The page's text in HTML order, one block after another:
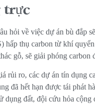
trực
hỏi về việc dự án bù đắp
hấp thụ carbon từ khí
gỗ, sẽ giải phóng
rủi ro, các dự án tín dụng
đã hết hạn được tái phát
dụng đất, đội cứu hỏa cộng